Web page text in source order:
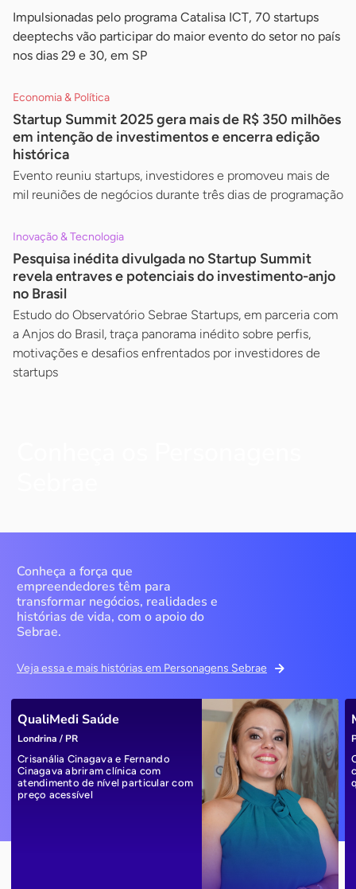
Impulsionadas pelo programa Catalisa ICT, 70 startups
deeptechs vão participar do maior evento do setor no país
nos dias 29 e 30, em SP
Economia & Política
Startup Summit 2025 gera mais de R$ 350 milhões
em intenção de investimentos e encerra edição
histórica
Evento reuniu startups, investidores e promoveu mais de
mil reuniões de negócios durante três dias de programação
Inovação & Tecnologia
Pesquisa inédita divulgada no Startup Summit
revela entraves e potenciais do investimento-anjo
no Brasil
Estudo do Observatório Sebrae Startups, em parceria com
a Anjos do Brasil, traça panorama inédito sobre perfis,
motivações e desafios enfrentados por investidores de
startups
Conheça a força que
empreendedores têm para
transformar negócios, realidades e
histórias de vida, com o apoio do
Sebrae.
Veja essa e mais histórias em Personagens Sebrae
QualiMedi Saúde
Londrina / PR
Crisanália Cinagava e Fernando
Cinagava abriram clínica com
atendimento de nível particular com
preço acessível